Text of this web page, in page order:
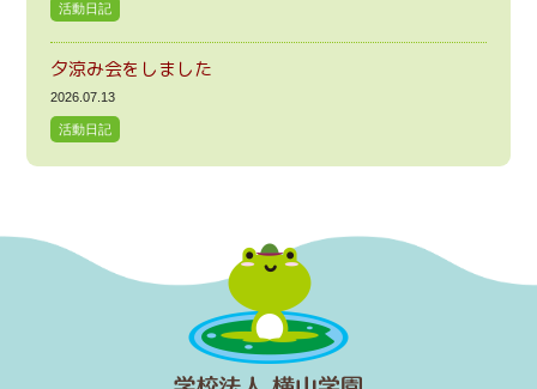
活動日記
夕涼み会をしました
2026.07.13
活動日記